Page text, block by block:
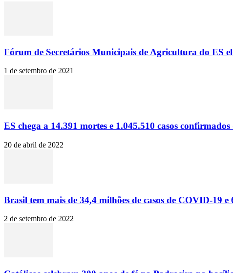
Fórum de Secretários Municipais de Agricultura do ES
1 de setembro de 2021
ES chega a 14.391 mortes e 1.045.510 casos
20 de abril de 2022
Brasil tem mais de 34,4 milhões de casos de COVID-19
2 de setembro de 2022